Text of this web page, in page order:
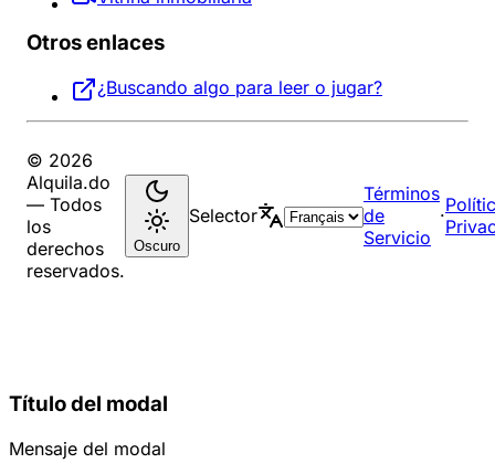
Otros enlaces
¿Buscando algo para leer o jugar?
© 2026
Alquila.do
— Todos
los
derechos
reservados.
Oscuro
Selector
Términos
de
Servicio
·
Título del modal
Mensaje del modal